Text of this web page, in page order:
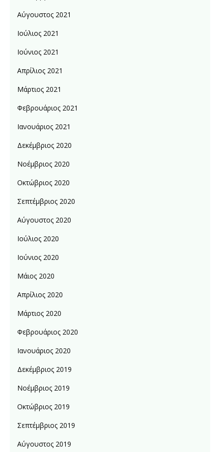
Αύγουστος 2021
Ιούλιος 2021
Ιούνιος 2021
Απρίλιος 2021
Μάρτιος 2021
Φεβρουάριος 2021
Ιανουάριος 2021
Δεκέμβριος 2020
Νοέμβριος 2020
Οκτώβριος 2020
Σεπτέμβριος 2020
Αύγουστος 2020
Ιούλιος 2020
Ιούνιος 2020
Μάιος 2020
Απρίλιος 2020
Μάρτιος 2020
Φεβρουάριος 2020
Ιανουάριος 2020
Δεκέμβριος 2019
Νοέμβριος 2019
Οκτώβριος 2019
Σεπτέμβριος 2019
Αύγουστος 2019